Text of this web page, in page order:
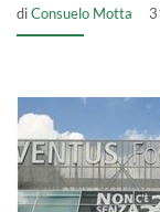
diConsuelo Motta